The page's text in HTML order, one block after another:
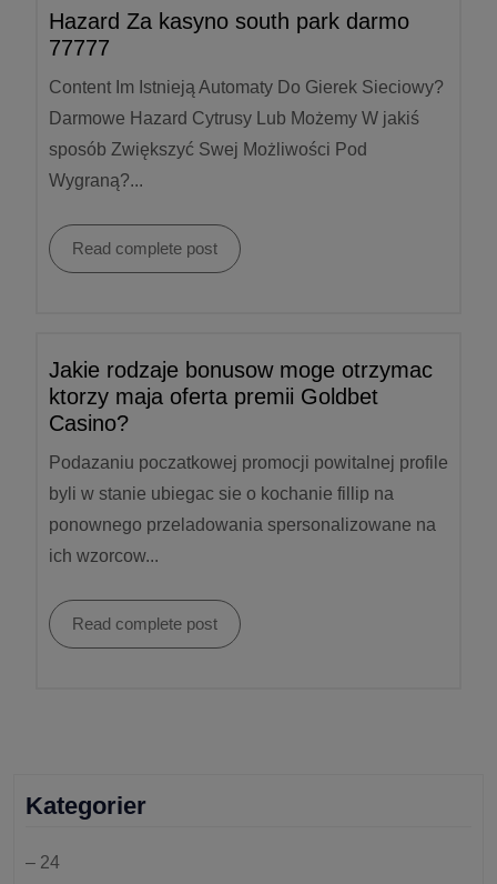
Hazard Za kasyno south park darmo
77777
Content Im Istnieją Automaty Do Gierek Sieciowy?
Darmowe Hazard Cytrusy Lub Możemy W jakiś
sposób Zwiększyć Swej Możliwości Pod
Wygraną?...
Read complete post
Jakie rodzaje bonusow moge otrzymac
ktorzy maja oferta premii Goldbet
Casino?
Podazaniu poczatkowej promocji powitalnej profile
byli w stanie ubiegac sie o kochanie fillip na
ponownego przeladowania spersonalizowane na
ich wzorcow...
Read complete post
Kategorier
– 24